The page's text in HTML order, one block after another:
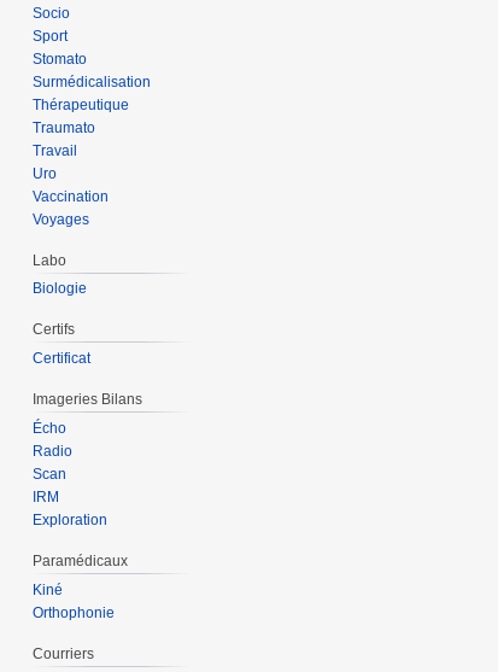
Socio
Sport
Stomato
Surmédicalisation
Thérapeutique
Traumato
Travail
Uro
Vaccination
Voyages
Labo
Biologie
Certifs
Certificat
Imageries Bilans
Écho
Radio
Scan
IRM
Exploration
Paramédicaux
Kiné
Orthophonie
Courriers